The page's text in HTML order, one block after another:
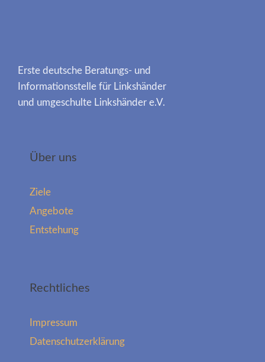
Erste deutsche Beratungs- und
Informationsstelle für Linkshänder
und umgeschulte Linkshänder e.V.
Über uns
Ziele
Angebote
Entstehung
Rechtliches
Impressum
Datenschutzerklärung